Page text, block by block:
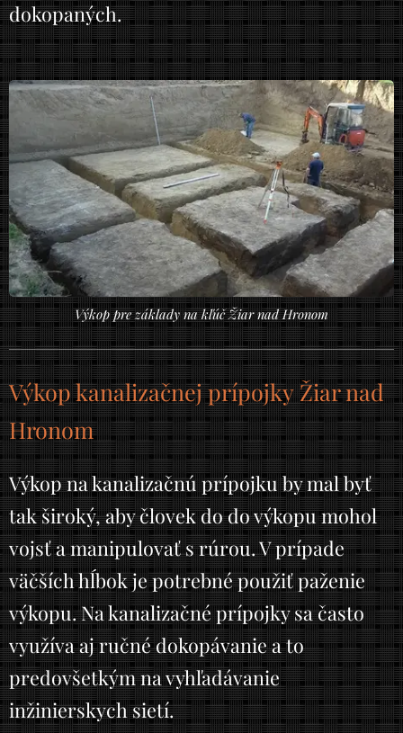
dokopaných.
Výkop pre základy na kľúč Žiar nad Hronom
Výkop kanalizačnej prípojky Žiar nad
Hronom
Výkop na kanalizačnú prípojku by mal byť
tak široký, aby človek do do výkopu mohol
vojsť a manipulovať s rúrou. V prípade
väčších hĺbok je potrebné použiť paženie
výkopu. Na kanalizačné prípojky sa často
využíva aj ručné dokopávanie a to
predovšetkým na vyhľadávanie
inžinierskych sietí.